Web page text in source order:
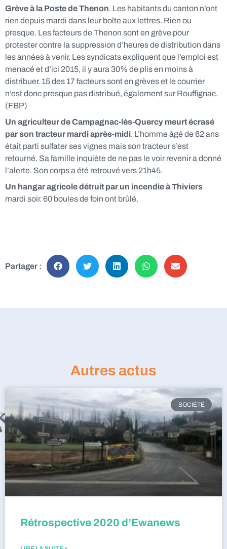
Grève à la Poste de Thenon. Les habitants du canton n’ont
rien depuis mardi dans leur boîte aux lettres. Rien ou
presque. Les facteurs de Thenon sont en grève pour
protester contre la suppression d’heures de distribution dans
les années à venir. Les syndicats expliquent que l’emploi est
menacé et d’ici 2015, il y aura 30% de plis en moins à
distribuer. 15 des 17 facteurs sont en grèves et le courrier
n’est donc presque pas distribué, également sur Rouffignac.
(FBP)
Un agriculteur de Campagnac-lès-Quercy meurt écrasé
par son tracteur mardi après-midi. L’homme âgé de 62 ans
était parti sulfater ses vignes mais son tracteur s’est
retourné. Sa famille inquiète de ne pas le voir revenir a donné
l’alerte. Son corps a été retrouvé vers 21h45.
Un hangar agricole détruit par un incendie à Thiviers
mardi soir. 60 boules de foin ont brûlé.
Partager :
Autres actus
SOCIÉTÉ
Rétrospective 2020 d’Ewanews